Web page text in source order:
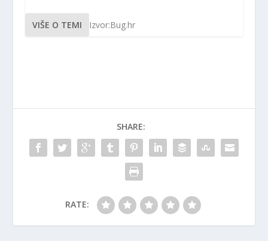
VIŠE O TEMI Izvor:Bug.hr
SHARE:
RATE: